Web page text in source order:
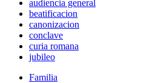
audiencia general
beatificacion
canonizacion
conclave
curia romana
jubileo
Familia